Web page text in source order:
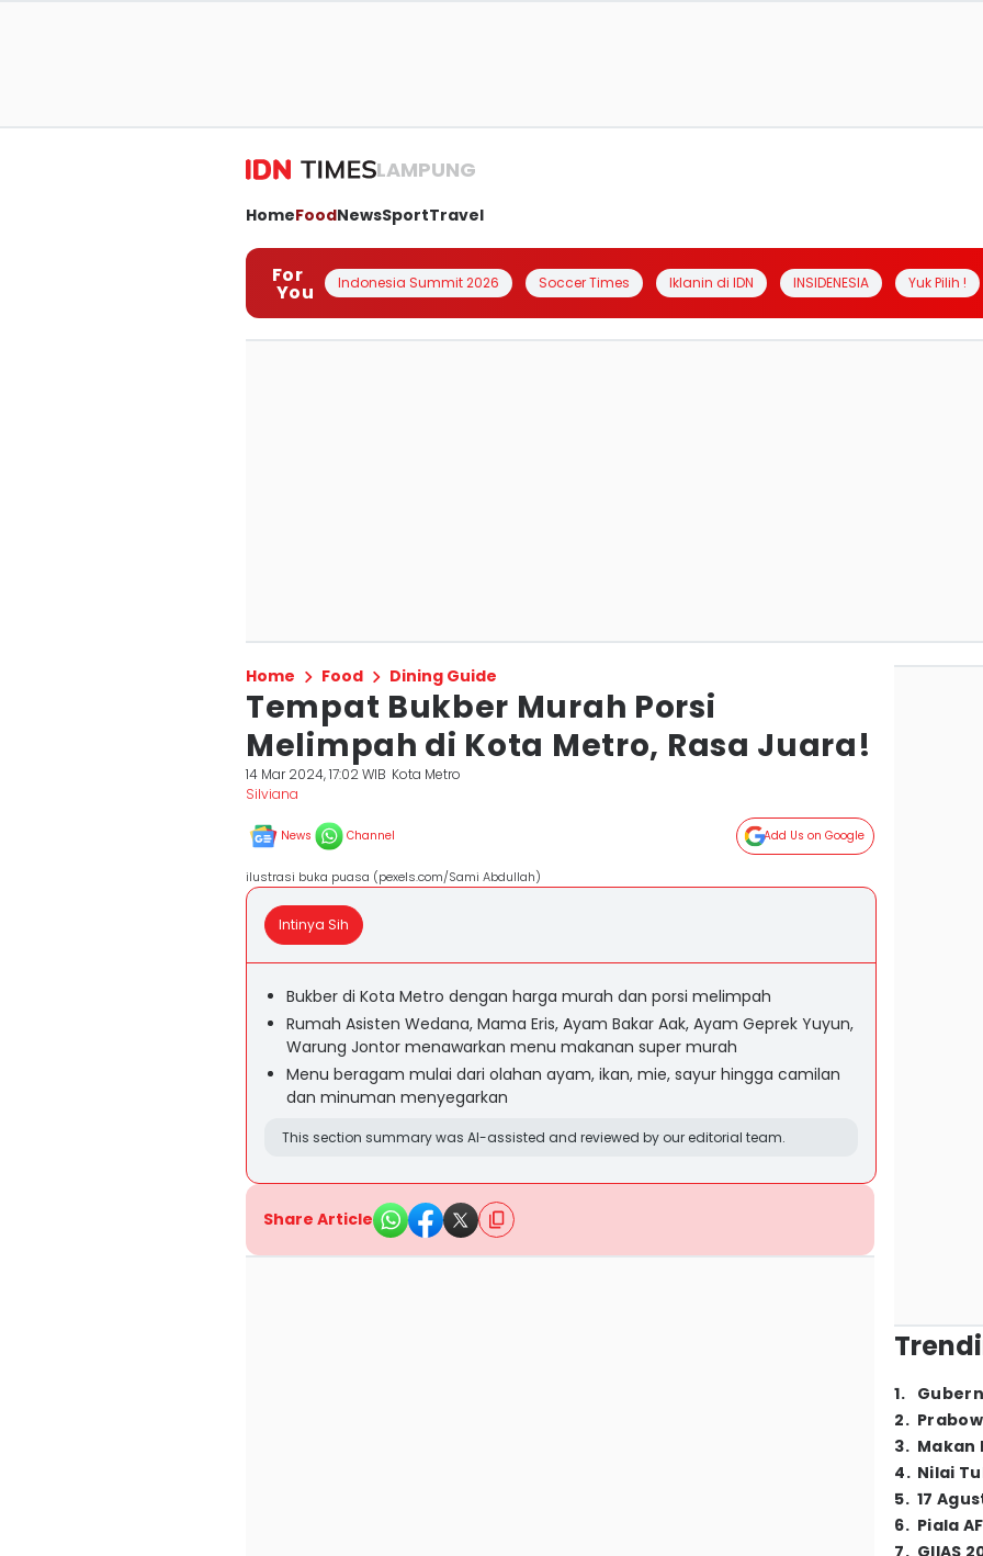
LAMPUNG
HomeFoodNewsSportTravel
For
You Indonesia Summit 2026 Soccer Times Iklanin di IDN INSIDENESIA Yuk Pilih !
Home Food Dining Guide
Tempat Bukber Murah Porsi
Melimpah di Kota Metro, Rasa Juara!
14 Mar 2024, 17:02 WIB Kota Metro
Silviana
News Channel Add Us on Google
ilustrasi buka puasa (pexels.com/Sami Abdullah)
Intinya Sih
Bukber di Kota Metro dengan harga murah dan porsi melimpah
Rumah Asisten Wedana, Mama Eris, Ayam Bakar Aak, Ayam Geprek Yuyun,
Warung Jontor menawarkan menu makanan super murah
Menu beragam mulai dari olahan ayam, ikan, mie, sayur hingga camilan
dan minuman menyegarkan
This section summary was AI-assisted and reviewed by our editorial team.
Share Article
1.
2.
3. Makan
4. Nilai
5. 17
6. Piala
7. GIIAS